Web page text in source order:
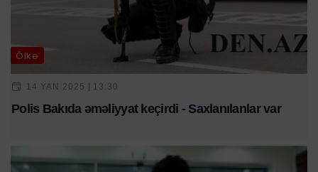
Ölkə
14 YAN 2025 | 13:30
Polis Bakıda əməliyyat keçirdi - Saxlanılanlar var